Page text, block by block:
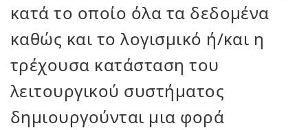
κατά το οποίο όλα τα δεδομένα
καθώς και το λογισμικό ή/και η
τρέχουσα κατάσταση του
λειτουργικού συστήματος
δημιουργούνται μια φορά